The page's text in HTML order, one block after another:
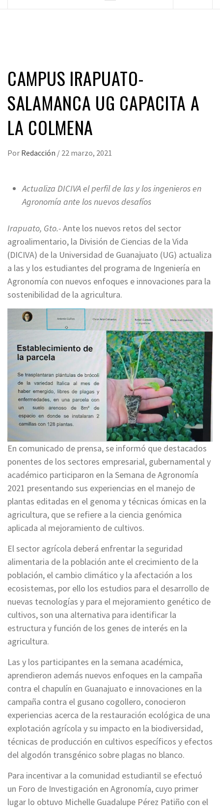
CAMPUS IRAPUATO-
SALAMANCA UG CAPACITA A
LA COLMENA
Por Redacción / 22 marzo, 2021
Actualiza DICIVA el perfil de las y los ingenieros en
Agronomía ante los nuevos desafíos
Irapuato, Gto.-Ante los nuevos retos del sector
agroalimentario, la División de Ciencias de la Vida
(DICIVA) de la Universidad de Guanajuato (UG) actualiza
a las y los estudiantes del programa de Ingeniería en
Agronomía con nuevos enfoques e innovaciones para la
sostenibilidad de la agricultura.
En comunicado de prensa, se informó que destacados
ponentes de los sectores empresarial, gubernamental y
académico participaron en la Semana de Agronomía
2021 presentando sus experiencias en el manejo de
plantas editadas en el genoma y técnicas ómicas en la
agricultura, que se refiere a la ciencia genómica
aplicada al mejoramiento de cultivos.
El sector agrícola deberá enfrentar la seguridad
alimentaria de la población ante el crecimiento de la
población, el cambio climático y la afectación a los
ecosistemas, por ello los estudios para el desarrollo de
nuevas tecnologías y para el mejoramiento genético de
cultivos, son una alternativa para identificar la
estructura y función de los genes de interés en la
agricultura.
Las y los participantes en la semana académica,
aprendieron además nuevos enfoques en la campaña
contra el chapulín en Guanajuato e innovaciones en la
campaña contra el gusano cogollero, conocieron
experiencias acerca de la restauración ecológica de una
explotación agrícola y su impacto en la biodiversidad,
técnicas de producción en cultivos específicos y efectos
del algodón transgénico sobre plagas no blanco.
Para incentivar a la comunidad estudiantil se efectuó
un Foro de Investigación en Agronomía, cuyo primer
lugar lo obtuvo Michelle Guadalupe Pérez Patiño con el